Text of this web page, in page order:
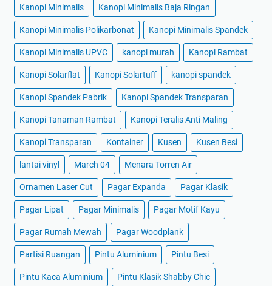
Kanopi Minimalis Kanopi Minimalis Baja Ringan
Kanopi Minimalis Polikarbonat Kanopi Minimalis Spandek
Kanopi Minimalis UPVC kanopi murah Kanopi Rambat
Kanopi Solarflat Kanopi Solartuff kanopi spandek
Kanopi Spandek Pabrik Kanopi Spandek Transparan
Kanopi Tanaman Rambat Kanopi Teralis Anti Maling
Kanopi Transparan Kontainer Kusen Kusen Besi
lantai vinyl March 04 Menara Torren Air
Ornamen Laser Cut Pagar Expanda Pagar Klasik
Pagar Lipat Pagar Minimalis Pagar Motif Kayu
Pagar Rumah Mewah Pagar Woodplank
Partisi Ruangan Pintu Aluminium Pintu Besi
Pintu Kaca Aluminium Pintu Klasik Shabby Chic